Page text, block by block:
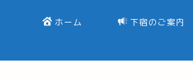
ホーム 下宿のご案内